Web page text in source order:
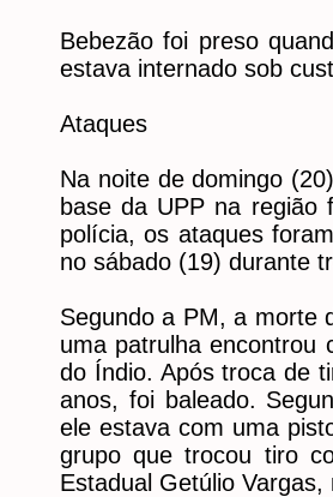
Bebezão foi preso
estava internado sob
Ataques
Na noite de domingo
base da UPP na
polícia, os ataques
no sábado (19) durante
Segundo a PM, a morte
uma patrulha encontrou
do Índio. Após troca de
anos, foi baleado.
ele estava com uma
grupo que trocou tiro
Estadual Getúlio